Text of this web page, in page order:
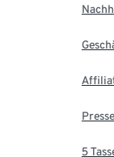
Presse
5